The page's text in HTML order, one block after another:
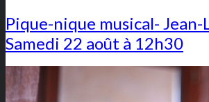
Pique-nique musical- Jean-
Samedi 22 août à 12h30